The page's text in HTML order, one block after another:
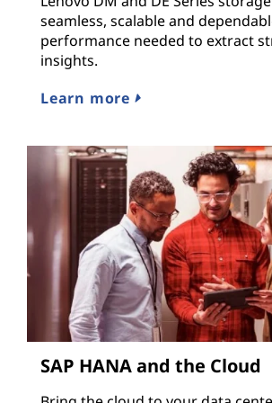
seamless, scalable and
performance needed to extract
insights.
Learn more
SAP HANA and the Cloud